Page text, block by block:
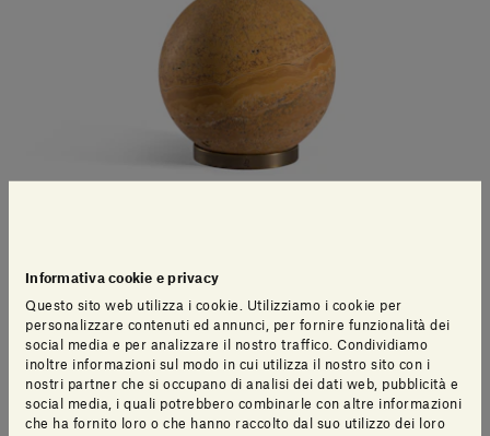
Informativa cookie e privacy
Questo sito web utilizza i cookie. Utilizziamo i cookie per
personalizzare contenuti ed annunci, per fornire funzionalità dei
social media e per analizzare il nostro traffico. Condividiamo
inoltre informazioni sul modo in cui utilizza il nostro sito con i
nostri partner che si occupano di analisi dei dati web, pubblicità e
social media, i quali potrebbero combinarle con altre informazioni
che ha fornito loro o che hanno raccolto dal suo utilizzo dei loro
LEONE - SOLE - TRAVERTINO
GIALLO